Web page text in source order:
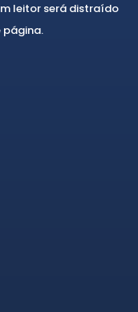
leitor será distraído
página.